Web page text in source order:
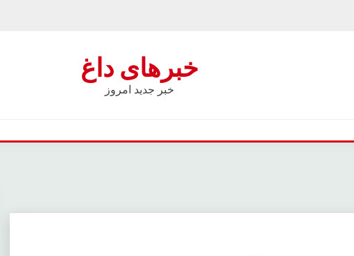
خبرهای داغ
خبر جدید امروز